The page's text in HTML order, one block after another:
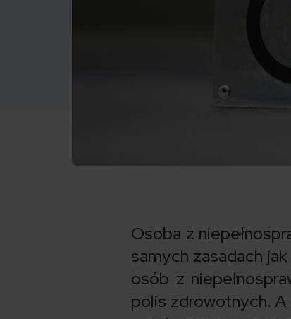
Osoba z
samych zasadach
osób z
polis zdrowotnych.